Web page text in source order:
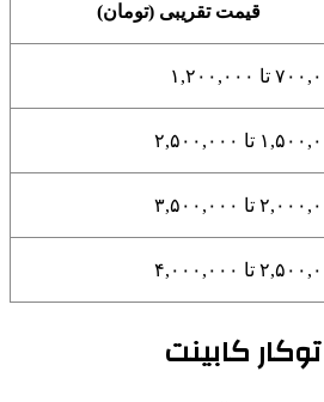
قیمت تقریبی (تومان)
تا ۱,۲۰۰,۰۰۰
تا ۲,۵۰۰,۰۰۰
تا ۳,۵۰۰,۰۰۰
تا ۴,۰۰۰,۰۰۰
توکار کابینت